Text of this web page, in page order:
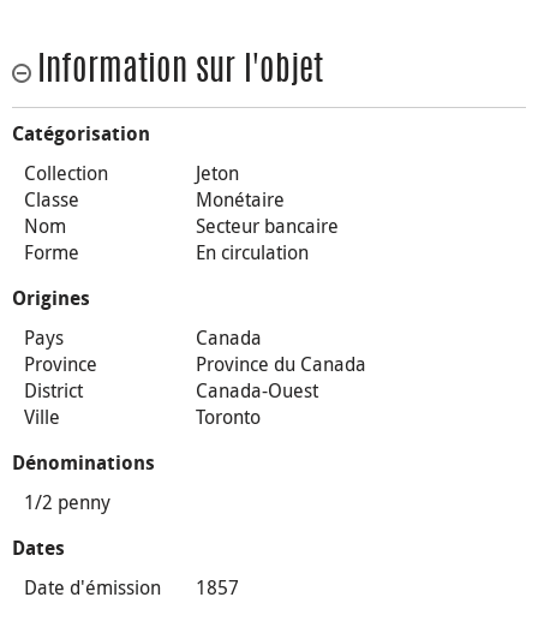
Information sur l'objet
Catégorisation
Collection
Jeton
Classe
Monétaire
Nom
Secteur bancaire
Forme
En circulation
Origines
Pays
Canada
Province
Province du Canada
District
Canada-Ouest
Ville
Toronto
Dénominations
1/2 penny
Dates
Date d'émission 1857